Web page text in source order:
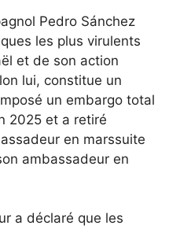
Pedro Sánchez
les plus virulents
et de son action
lui, constitue un
un embargo total
2025 et a retiré
en marssuite
ambassadeur en
a déclaré que les